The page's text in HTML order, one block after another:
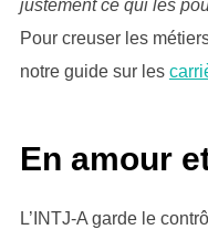
justement ce qui les
Pour creuser les
notre guide sur les
En amour
L’INTJ-A garde le